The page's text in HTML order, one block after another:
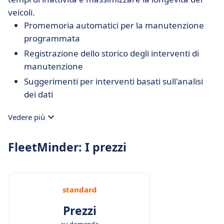
veicoli.
Promemoria automatici per la manutenzione
programmata
Registrazione dello storico degli interventi di
manutenzione
Suggerimenti per interventi basati sull'analisi
dei dati
Vedere più
FleetMinder: I prezzi
standard
Prezzi